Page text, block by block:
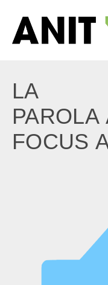
LA
PAROLA
FOCUS